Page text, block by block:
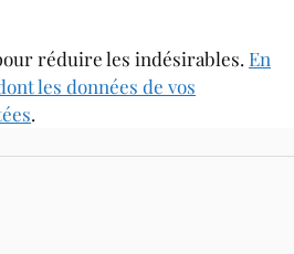
réduire les indésirables. En
les données de vos
.